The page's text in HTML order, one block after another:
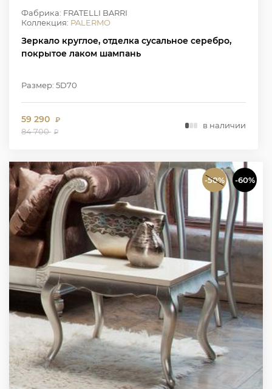
Фабрика: FRATELLI BARRI
Коллекция: PALERMO
Зеркало круглое, отделка сусальное серебро,
покрытое лаком шампань
Размер: 5D70
59 290 ₽
84 700 ₽
в наличии
-50% -60%